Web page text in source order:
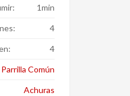
1min
4
4
Parrilla Común
Achuras